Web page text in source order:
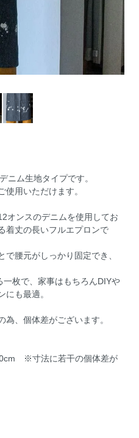
ニム生地タイプです。
使用いただけます。
オンスのデニムを使用してお
着丈の長いフルエプロンで
腰元がしっかり固定でき、
枚で、家事はもちろんDIYや
にも最適。
、個体差がございます。
※寸法に若干の個体差が